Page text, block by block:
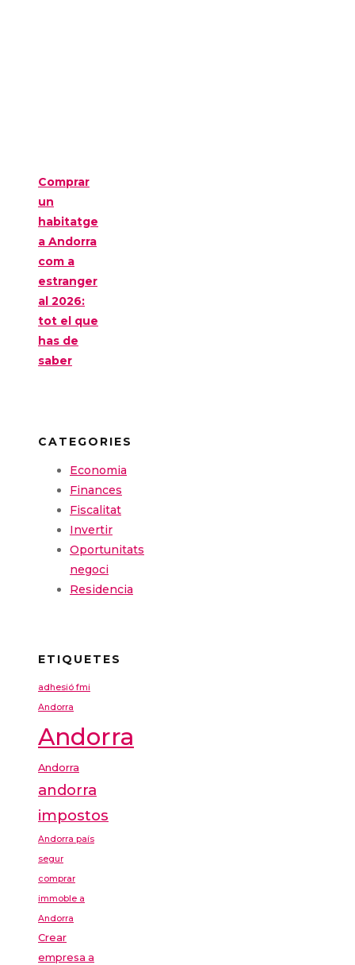
Comprar
un
habitatge
a Andorra
com a
estranger
al 2026:
tot el que
has de
saber
CATEGORIES
Economia
Finances
Fiscalitat
Invertir
Oportunitats
negoci
Residencia
ETIQUETES
adhesió fmi
Andorra
Andorra
Andorra
andorra
impostos
Andorra país
segur
comprar
immoble a
Andorra
Crear
empresa a